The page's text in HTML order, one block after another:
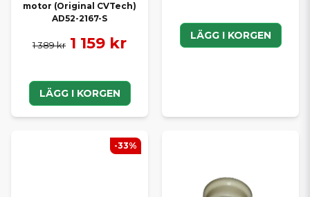
motor (Original CVTech)
AD52-2167-S
1 389 kr 1 159 kr
LÄGG I KORGEN
LÄGG I KORGEN
-33%